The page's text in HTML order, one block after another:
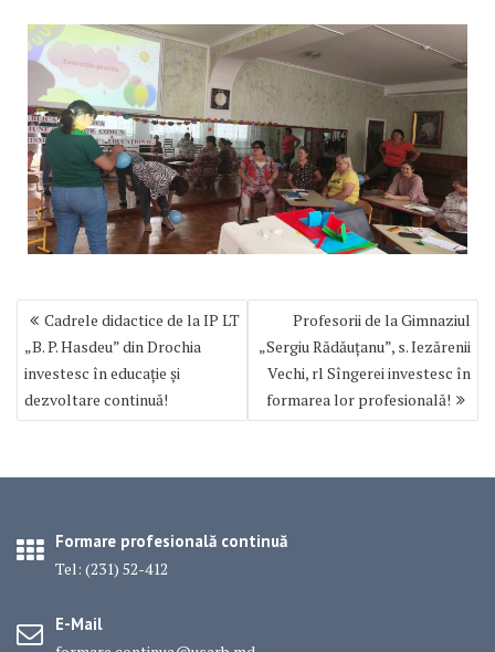
Navigare
în
articole
Cadrele didactice de la IP LT
„B. P. Hasdeu” din Drochia
investesc în educație și
dezvoltare continuă!
Profesorii de la Gimnaziul
„Sergiu Rădăuțanu”, s. Iezărenii
Vechi, rl Sîngerei investesc în
formarea lor profesională!
Formare profesională continuă
Tel: (231) 52-412
E-Mail